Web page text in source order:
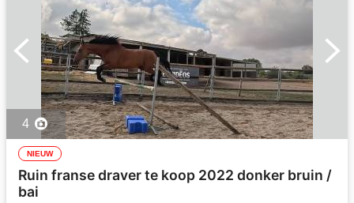
4
NIEUW
Ruin franse draver te koop 2022 donker bruin /
bai